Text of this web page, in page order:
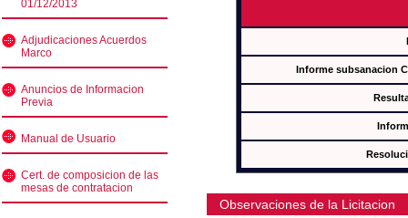
01/12/2013
Adjudicaciones Acuerdos
Marco
Anuncios de Informacion
Previa
Manual de Usuario
Cert. de composicion de las
mesas de contratacion
Informe subsanacion
Observaciones de la Licitacion